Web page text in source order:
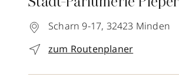
Stadt-Parfümerie Pieper
Scharn 9-17, 32423 Minden
zum Routenplaner